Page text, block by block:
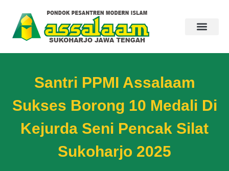
Santri PPMI Assalaam
Sukses Borong 10 Medali Di
Kejurda Seni Pencak Silat
Sukoharjo 2025